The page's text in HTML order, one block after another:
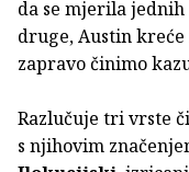
da se mjerila
druge, Austin kreće
zapravo činimo
Razlučuje tri vrste
s njihovim